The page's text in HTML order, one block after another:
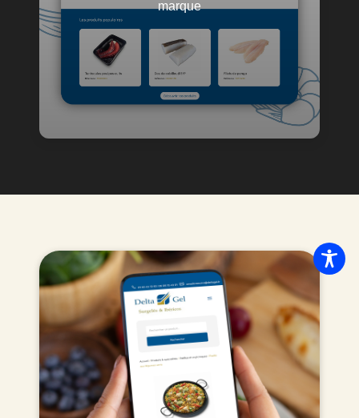
marque
crédibilité pour une entreprise basée à Val
d’Europe.
Voir le projet